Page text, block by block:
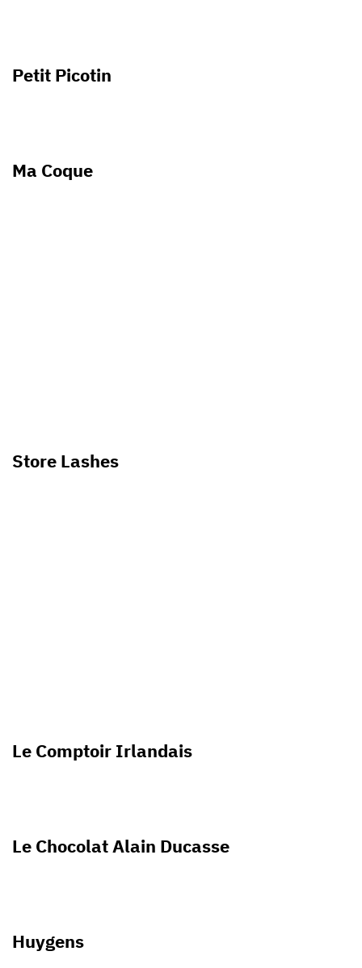
Petit Picotin
Ma Coque
Store Lashes
Le Comptoir Irlandais
Le Chocolat Alain Ducasse
Huygens